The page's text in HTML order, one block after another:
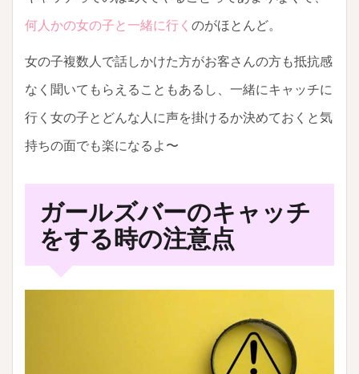
何人かの女の子と一緒に行く のがほとんど。
女の子複数人で話しかけた方がお客さんの方も抵抗感
なく聞いてもらえることもあるし、一緒にキャッチに
行く女の子とどんな人に声を掛けるか決めておくと気
持ちの面でも楽になるよ〜
ガールズバーのキャッチ
をする時の注意点